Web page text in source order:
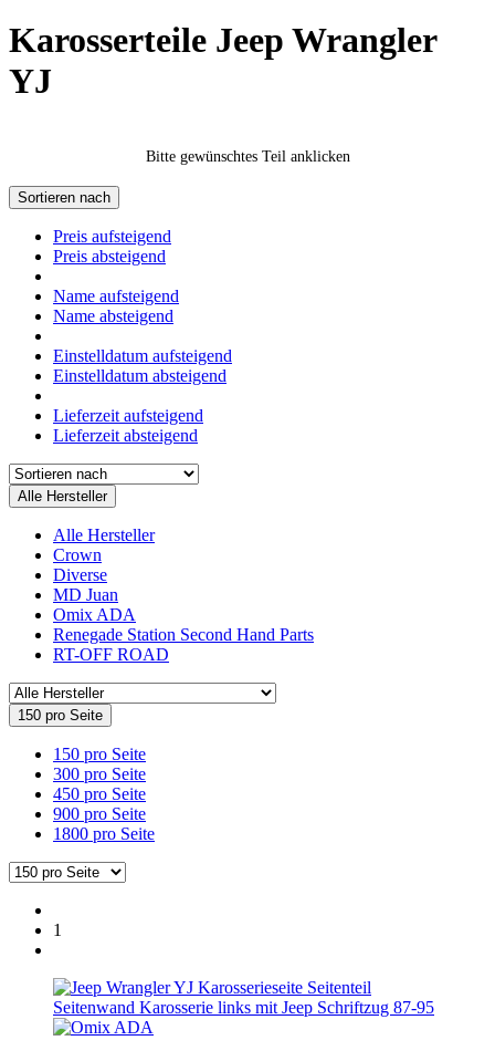
Karosserteile Jeep Wrangler
YJ
Bitte gewünschtes Teil anklicken
Sortieren nach
Preis aufsteigend
Preis absteigend
Name aufsteigend
Name absteigend
Einstelldatum aufsteigend
Einstelldatum absteigend
Lieferzeit aufsteigend
Lieferzeit absteigend
Alle Hersteller
Alle Hersteller
Crown
Diverse
MD Juan
Omix ADA
Renegade Station Second Hand Parts
RT-OFF ROAD
150 pro Seite
150 pro Seite
300 pro Seite
450 pro Seite
900 pro Seite
1800 pro Seite
1